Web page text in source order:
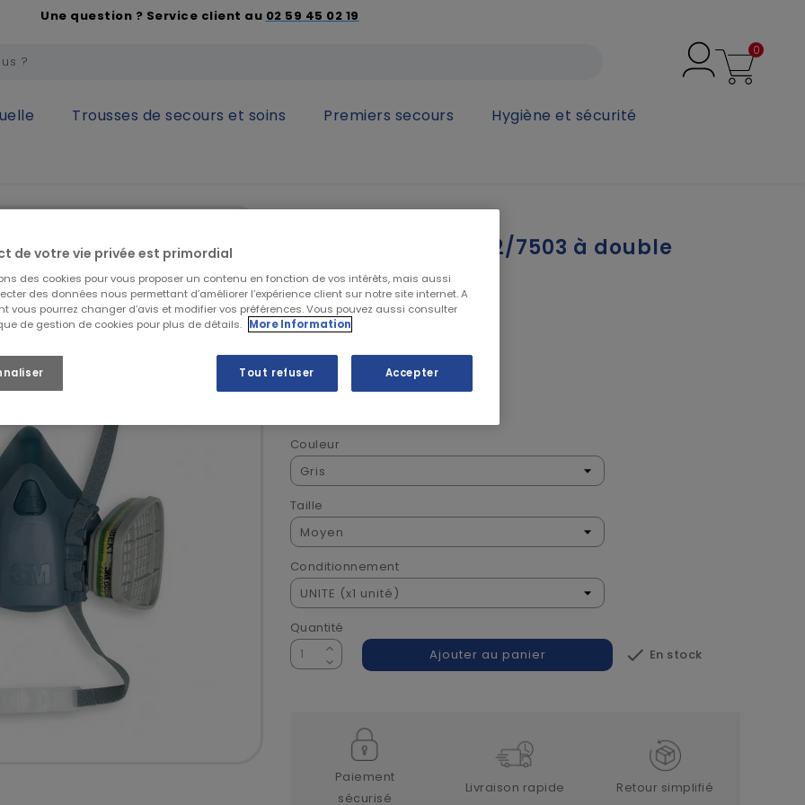
Une question ? Service client au 02 59 45 02 19
0
Trousses de secours et soins Premiers secours Hygiène et sécurité
DEMI-MASQUE 7502/7503 à double
filtres - 3M
55,79 €
DEMI MASQUE SERIE 7500
Couleur
Taille
Conditionnement
Quantité
Ajouter au panier
 En stock
Paiement
sécurisé
Livraison rapide Retour simplifié
de votre vie privée est primordial
des cookies pour vous proposer un contenu en fonction de vos intérêts, mais aussi
des données nous permettant d’améliorer l’expérience client sur notre site internet. A
vous pourrez changer d’avis et modifier vos préférences. Vous pouvez aussi consulter
de gestion de cookies pour plus de détails. More Information
Tout refuser Accepter